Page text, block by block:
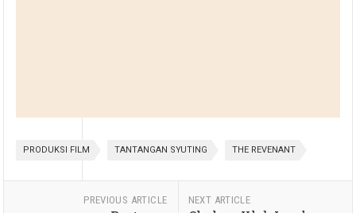
PRODUKSI FILM TANTANGAN SYUTING THE REVENANT
PREVIOUS ARTICLE NEXT ARTICLE